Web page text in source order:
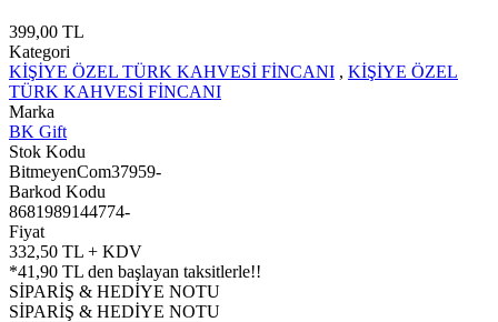
399,00 TL
Kategori
KİŞİYE ÖZEL TÜRK KAHVESİ FİNCANI , KİŞİYE ÖZEL
TÜRK KAHVESİ FİNCANI
Marka
BK Gift
Stok Kodu
BitmeyenCom37959-
Barkod Kodu
8681989144774-
Fiyat
332,50 TL + KDV
*41,90 TL den başlayan taksitlerle!!
SİPARİŞ & HEDİYE NOTU
SİPARİŞ & HEDİYE NOTU